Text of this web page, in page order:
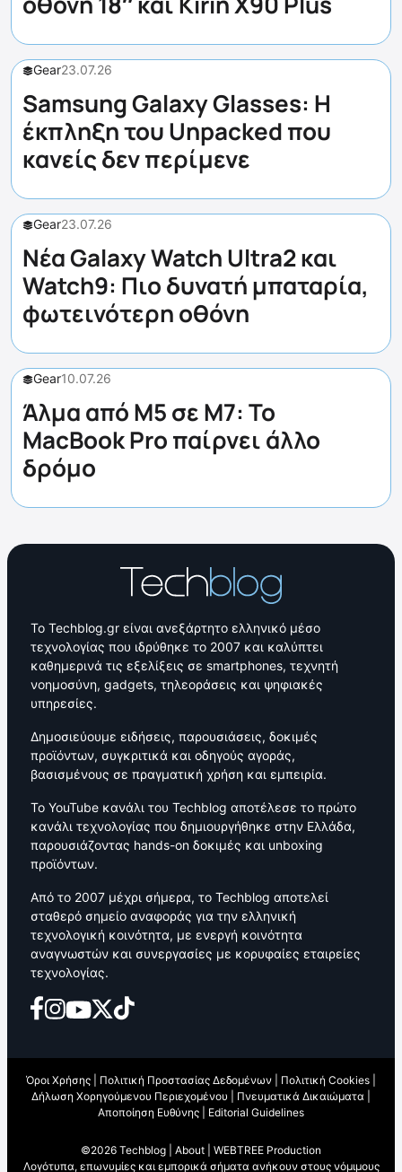
Gear23.07.26
Samsung Galaxy Glasses: Η
έκπληξη του Unpacked που
κανείς δεν περίμενε
Gear23.07.26
Νέα Galaxy Watch Ultra2 και
Watch9: Πιο δυνατή μπαταρία,
φωτεινότερη οθόνη
Gear10.07.26
Άλμα από M5 σε M7: Το
MacBook Pro παίρνει άλλο
δρόμο
Το Techblog.gr είναι ανεξάρτητο ελληνικό μέσο
τεχνολογίας που ιδρύθηκε το 2007 και καλύπτει
καθημερινά τις εξελίξεις σε smartphones, τεχνητή
νοημοσύνη, gadgets, τηλεοράσεις και ψηφιακές
υπηρεσίες.
Δημοσιεύουμε ειδήσεις, παρουσιάσεις, δοκιμές
προϊόντων, συγκριτικά και οδηγούς αγοράς,
βασισμένους σε πραγματική χρήση και εμπειρία.
Το YouTube κανάλι του Techblog αποτέλεσε το πρώτο
κανάλι τεχνολογίας που δημιουργήθηκε στην Ελλάδα,
παρουσιάζοντας hands-on δοκιμές και unboxing
προϊόντων.
Από το 2007 μέχρι σήμερα, το Techblog αποτελεί
σταθερό σημείο αναφοράς για την ελληνική
τεχνολογική κοινότητα, με ενεργή κοινότητα
αναγνωστών και συνεργασίες με κορυφαίες εταιρείες
τεχνολογίας.
Όροι Χρήσης Πολιτική Προστασίας Δεδομένων Πολιτική Cookies
Δήλωση Χορηγούμενου Περιεχομένου
Πνευματικά Δικαιώματα
Αποποίηση Ευθύνης
Editorial Guidelines
©2026 Techblog | About
WEBTREE Production
Λογότυπα, επωνυμίες και εμπορικά σήματα ανήκουν στους νόμιμους